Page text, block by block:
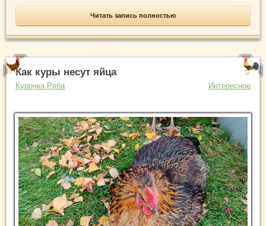
Читать запись полностью
Как куры несут яйца
Курочка Ряба Интересное